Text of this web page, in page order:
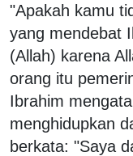
"Apakah kamu
yang mendebat
(Allah) karena
orang itu
Ibrahim
menghidupkan
berkata: "Saya